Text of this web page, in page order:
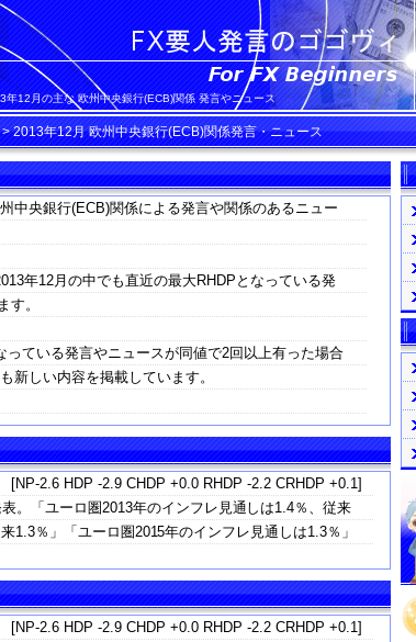
12月の主な 欧州中央銀行(ECB)関係 発言やニュース
>2013年12月 欧州中央銀行(ECB)関係発言・ニュース
中央銀行(ECB)関係による発言や関係のあるニュー
年12月の中でも直近の最大RHDPとなっている発
す。
ている発言やニュースが同値で2回以上有った場合
新しい内容を掲載しています。
[NP-2.6 HDP -2.9 CHDP +0.0 RHDP -2.2 CRHDP +0.1]
。「ユーロ圏2013年のインフレ見通しは1.4％、従来
1.3％」「ユーロ圏2015年のインフレ見通しは1.3％」
[NP-2.6 HDP -2.9 CHDP +0.0 RHDP -2.2 CRHDP +0.1]